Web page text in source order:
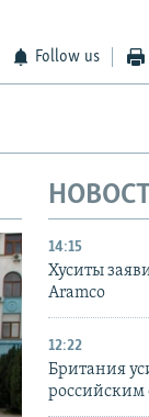
Follow us
14:15
Хуситы
Aramco
12:22
Британия
российским